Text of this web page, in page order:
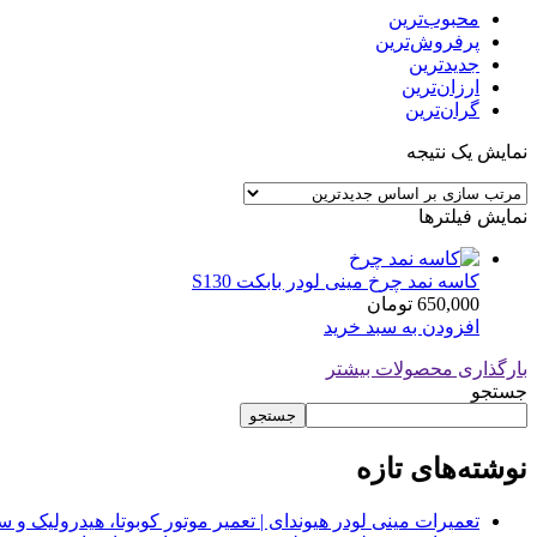
محبوب‌ترین
پرفروش‌ترین
جدیدترین
ارزان‌ترین
گران‌ترین
نمایش یک نتیجه
نمایش فیلترها
کاسه نمد چرخ مینی لودر بابکت S130
650,000 تومان
افزودن به سبد خرید
بارگذاری محصولات بیشتر
جستجو
جستجو
نوشته‌های تازه
تعمیرات مینی لودر هیوندای | تعمیر موتور کوبوتا،